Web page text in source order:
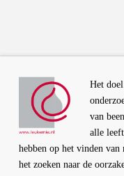
Het
van
alle
hebben op het vinden van
het zoeken naar de